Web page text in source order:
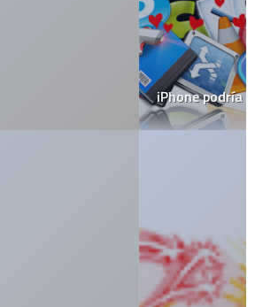
aplicaciones de terceros